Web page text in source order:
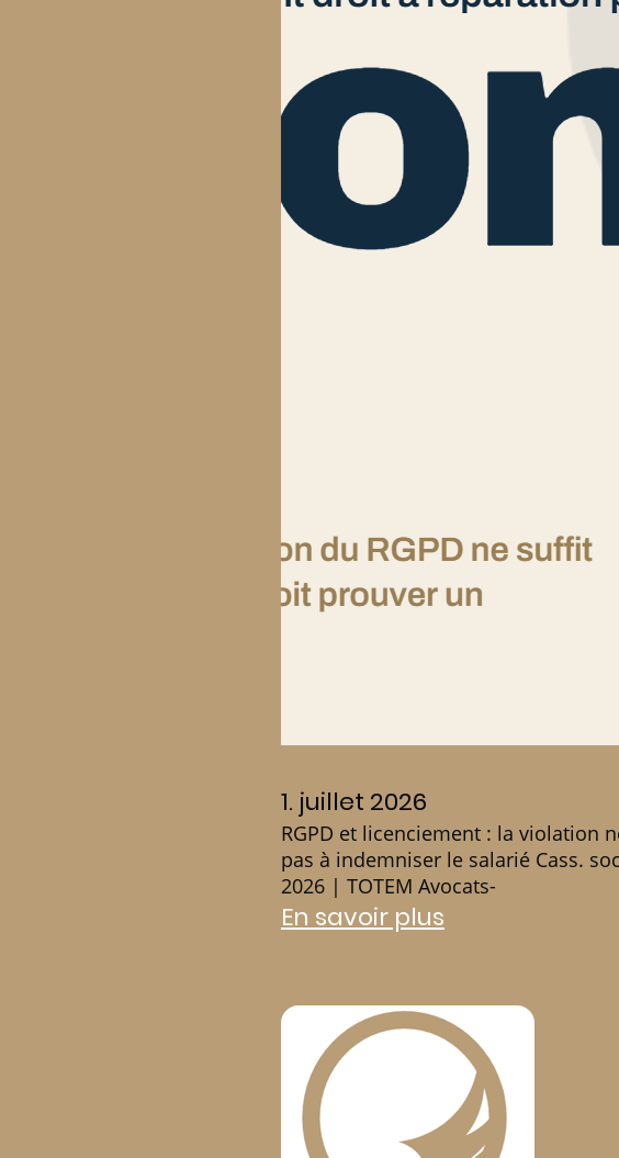
1. juillet 2026
RGPD et licenciement : la violation
pas à indemniser le salarié Cass.
2026 | TOTEM Avocats-
En savoir plus